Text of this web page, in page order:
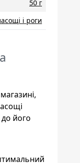
50 г
і роги
його